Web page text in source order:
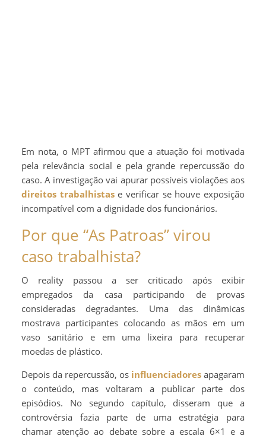
Em nota, o MPT afirmou que a atuação foi motivada
pela relevância social e pela grande repercussão do
caso. A investigação vai apurar possíveis violações aos
direitos trabalhistase verificar se houve exposição
incompatível com a dignidade dos funcionários.
Por que “As Patroas” virou
caso trabalhista?
O reality passou a ser criticado após exibir
empregados da casa participando de provas
consideradas degradantes. Uma das dinâmicas
mostrava participantes colocando as mãos em um
vaso sanitário e em uma lixeira para recuperar
moedas de plástico.
Depois da repercussão, os influenciadores apagaram
o conteúdo, mas voltaram a publicar parte dos
episódios. No segundo capítulo, disseram que a
controvérsia fazia parte de uma estratégia para
chamar atenção ao debate sobre a escala 6×1 e a